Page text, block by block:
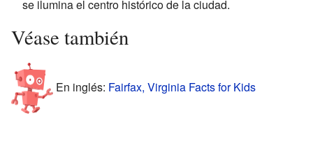
se ilumina el centro histórico de la ciudad.
Véase también
En inglés: Fairfax, Virginia Facts for Kids